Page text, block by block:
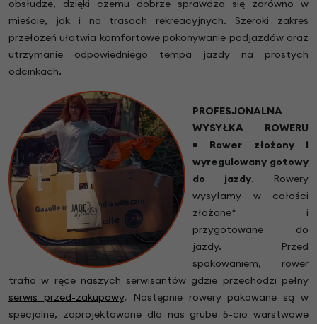
obsłudze, dzięki czemu dobrze sprawdza się zarówno w
mieście, jak i na trasach rekreacyjnych. Szeroki zakres
przełożeń ułatwia komfortowe pokonywanie podjazdów oraz
utrzymanie odpowiedniego tempa jazdy na prostych
odcinkach.
PROFESJONALNA
WYSYŁKA ROWERU
= Rower złożony i
wyregulowany gotowy
do jazdy.
Rowery
wysyłamy w całości
złożone* i
przygotowane do
jazdy. Przed
spakowaniem, rower
trafia w ręce naszych serwisantów gdzie przechodzi pełny
serwis przed-zakupowy. Następnie rowery pakowane są w
specjalne, zaprojektowane dla nas grube 5-cio warstwowe